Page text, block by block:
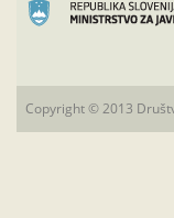
Copyright © 2013